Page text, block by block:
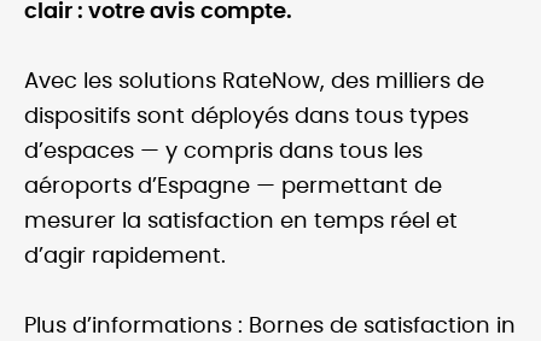
clair : votre avis compte.
Avec les solutions RateNow, des milliers de
dispositifs sont déployés dans tous types
d’espaces — y compris dans tous les
aéroports d’Espagne — permettant de
mesurer la satisfaction en temps réel et
d’agir rapidement.
Plus d’informations : Bornes de satisfaction in